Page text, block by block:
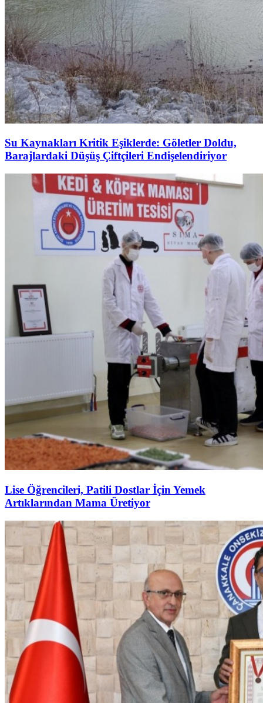
Su Kaynakları Kritik Eşiklerde: Göletler Doldu,
Barajlardaki Düşüş Çiftçileri Endişelendiriyor
Lise Öğrencileri, Patili Dostlar İçin Yemek
Artıklarından Mama Üretiyor